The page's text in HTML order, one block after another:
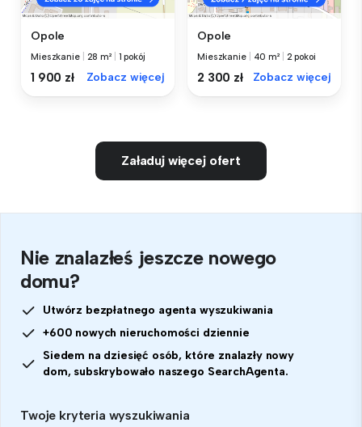
Opole
Mieszkanie 28 m² 1 pokój
1 900 zł Zobacz więcej
Opole
Mieszkanie 40 m² 2 pokoi
2 300 zł Zobacz więcej
Załaduj więcej ofert
Nie znalazłeś jeszcze nowego
domu?
Utwórz bezpłatnego agenta wyszukiwania
+600 nowych nieruchomości dziennie
Siedem na dziesięć osób, które znalazły nowy
dom, subskrybowało naszego SearchAgenta.
Twoje kryteria wyszukiwania